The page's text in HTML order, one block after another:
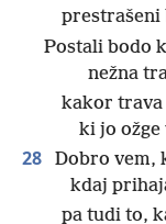
prestrašeni
Postali bodo
nežna
kakor trava
ki jo ožge
28 Dobro vem,
kdaj
pa tudi to,